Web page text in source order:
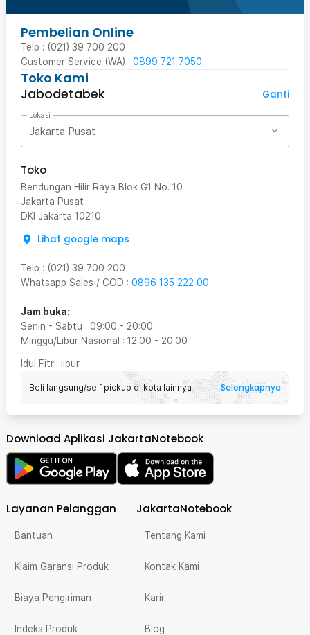
Pembelian Online
Telp : (021) 39 700 200
Customer Service (WA) : 0899 721 7050
Toko Kami
Jabodetabek
Ganti
Lokasi
Jakarta Pusat
Toko
Bendungan Hilir Raya Blok G1 No. 10
Jakarta Pusat
DKI Jakarta 10210
Lihat google maps
Telp : (021) 39 700 200
Whatsapp Sales / COD : 0896 135 222 00
Jam buka:
Senin - Sabtu : 09:00 - 20:00
Minggu/Libur Nasional : 12:00 - 20:00
Idul Fitri: libur
Beli langsung/self pickup di kota lainnya Selengkapnya
Download Aplikasi JakartaNotebook
Layanan Pelanggan
Bantuan
Klaim Garansi Produk
Biaya Pengiriman
Indeks Produk
JakartaNotebook
Tentang Kami
Kontak Kami
Karir
Blog